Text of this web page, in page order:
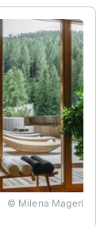
© Milena Magerl